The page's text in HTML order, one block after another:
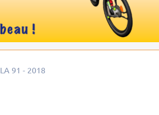
LA 91 - 2018